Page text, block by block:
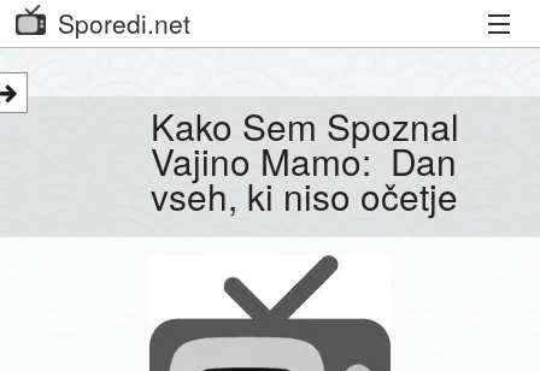
Sporedi.net
Priljubljeni kanali
Iskalnik
Kako Sem Spoznal
Vajino Mamo: Dan
vseh, ki niso očetje